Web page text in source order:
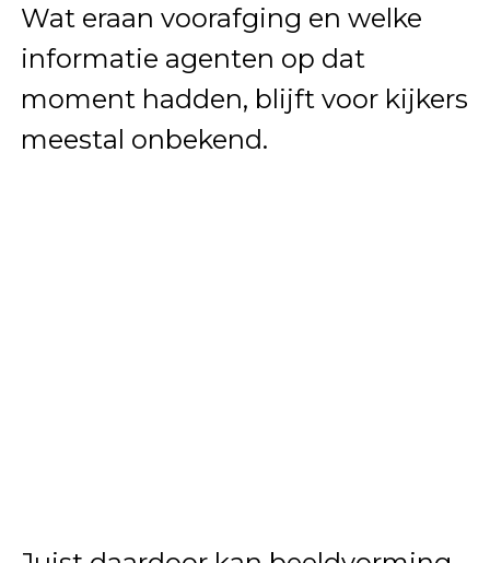
Wat eraan voorafging en welke
informatie agenten op dat
moment hadden, blijft voor kijkers
meestal onbekend.